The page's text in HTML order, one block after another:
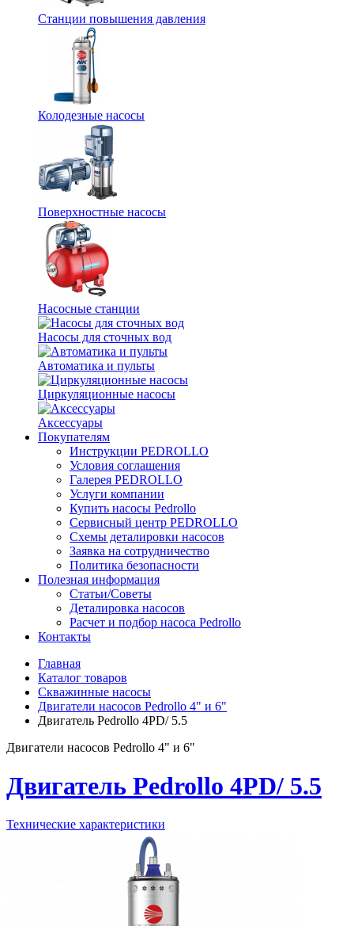
Станции повышения давления
Колодезные насосы
Поверхностные насосы
Насосные станции
Насосы для сточных вод
Автоматика и пульты
Циркуляционные насосы
Аксессуары
Покупателям
Инструкции PEDROLLO
Условия соглашения
Галерея PEDROLLO
Услуги компании
Купить насосы Pedrollo
Сервисный центр PEDROLLO
Схемы деталировки насосов
Заявка на сотрудничество
Политика безопасности
Полезная информация
Статьи/Советы
Деталировка насосов
Расчет и подбор насоса Pedrollo
Контакты
Главная
Каталог товаров
Скважинные насосы
Двигатели насосов Pedrollo 4" и 6"
Двигатель Pedrollo 4PD/ 5.5
Двигатели насосов Pedrollo 4" и 6"
Двигатель Pedrollo 4PD/ 5.5
Технические характеристики